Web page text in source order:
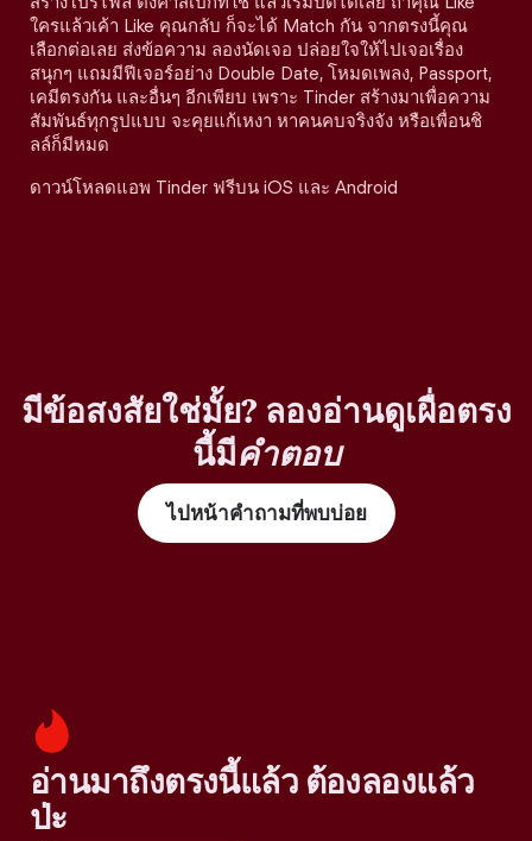
ใครแล้วเค้า Like คุณกลับ ก็จะได้ Match กัน จากตรงนี้คุณ
เลือกต่อเลย ส่งข้อความ ลองนัดเจอ ปล่อยใจให้ไปเจอเรื่อง
สนุกๆ แถมมีฟีเจอร์อย่าง Double Date, โหมดเพลง, Passport,
เคมีตรงกัน และอื่นๆ อีกเพียบ เพราะ Tinder สร้างมาเพื่อความ
สัมพันธ์ทุกรูปแบบ จะคุยแก้เหงา หาคนคบจริงจัง หรือเพื่อนชิ
ลล์ก็มีหมด
ดาวน์โหลดแอพ Tinder ฟรีบน iOS และ Android
มีข้อสงสัยใช่มั้ย? ลองอ่านดูเผื่อตรง
นี้มีคำตอบ
ไปหน้าคำถามที่พบบ่อย
อ่านมาถึงตรงนี้แล้ว ต้องลองแล้ว
ป่ะ